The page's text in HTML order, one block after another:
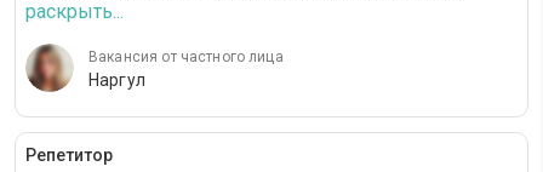
раскрыть...
Вакансия от частного лица
Наргул
Репетитор